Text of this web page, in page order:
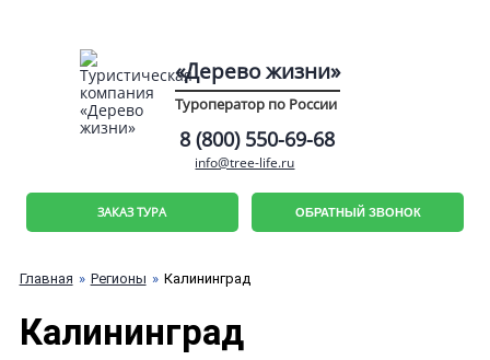
«Дерево жизни»
Туроператор по России
ЗАКАЗ ТУРА ОБРАТНЫЙ ЗВОНОК
8 (800) 550-69-68
info@tree-life.ru
Главная Регионы Калининград
Калининград